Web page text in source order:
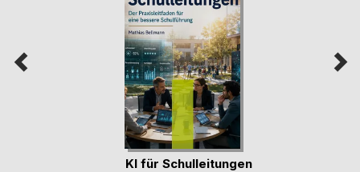
KI für Schulleitungen